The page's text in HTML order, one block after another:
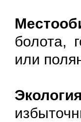
болота,
или